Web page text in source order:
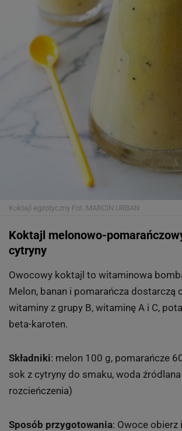
Koktajl egzotyczny Fot. MARCIN URBAN
Koktajl melonowo-
cytryny
Owocowy koktajl to witaminowa
Melon, banan i pomarańcza dostarczą
witaminy z grupy B, witaminę A i C,
beta-karoten.
Składniki: melon 100 g, pomarańcze
sok z cytryny do smaku, woda
rozcieńczenia)
Sposób przygotowania: Owoce obierz